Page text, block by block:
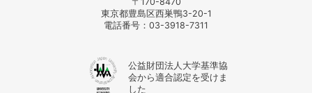
東京都豊島区西巣鴨3-20-1
電話番号： 03-3918-7311
公益財団法人大学基準協
会から適合認定を受けま
した